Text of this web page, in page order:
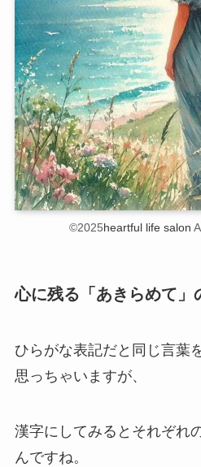
©2025heartful life salon
心に残る「あきらめて」
ひらがな表記だと同じ言葉
思っちゃいますが、
漢字にしてみるとそれぞれ
んですね。